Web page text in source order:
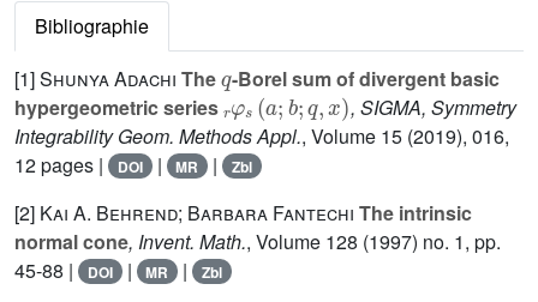
Bibliographie
[1]Shunya Adachi The
q
-Borel sum of divergent basic
hypergeometric series
rφs(a;b;q,x)
, SIGMA, Symmetry
Integrability Geom. Methods Appl., Volume 15 (2019), 016,
12 pages |
DOI | MR | Zbl
[2] Kai A. Behrend; Barbara Fantechi The intrinsic
normal cone, Invent. Math., Volume 128 (1997) no. 1, pp.
45-88 |
DOI | MR | Zbl